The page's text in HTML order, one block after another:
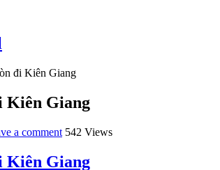
đi Kiên Giang
Kiên Giang
a comment 542 Views
Kiên Giang